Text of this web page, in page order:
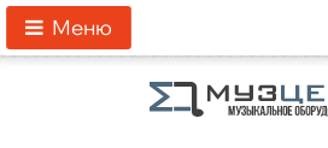
Меню